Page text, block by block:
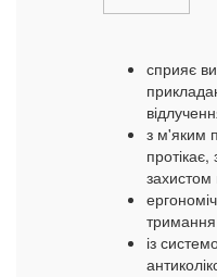
сприяє
з м'яким
захистом
тримання
із